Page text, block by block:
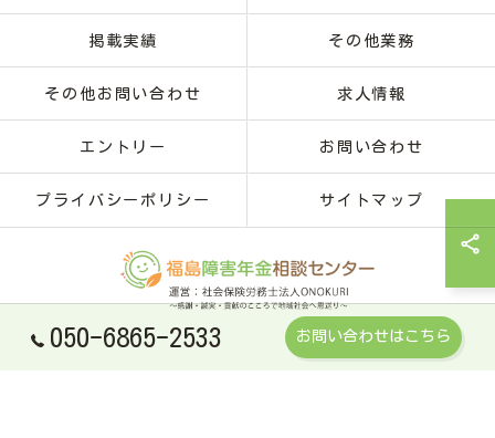
050-6865-2533 お問い合わせはこちら
掲載実績 その他業務
その他お問い合わせ 求人情報
エントリー お問い合わせ
プライバシーポリシー サイトマップ
© 2026 福島の障害年金なら福島障害年金相談センター ALL RIGHTS RESERVED.